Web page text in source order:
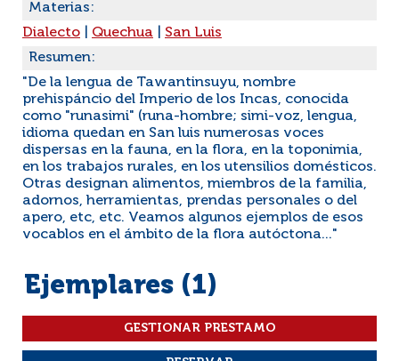
Materias:
Dialecto
Quechua
San Luis
Resumen:
"De la lengua de Tawantinsuyu, nombre
prehispáncio del Imperio de los Incas, conocida
como "runasimi" (runa-hombre; simi-voz, lengua,
idioma quedan en San luis numerosas voces
dispersas en la fauna, en la flora, en la toponimia,
en los trabajos rurales, en los utensilios domésticos.
Otras designan alimentos, miembros de la familia,
adornos, herramientas, prendas personales o del
apero, etc, etc. Veamos algunos ejemplos de esos
vocablos en el ámbito de la flora autóctona..."
Ejemplares (1)